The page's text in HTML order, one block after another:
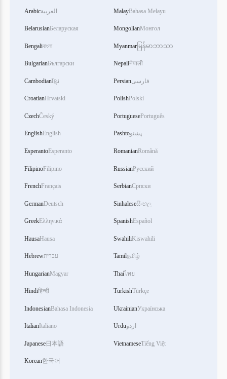
Arabicالعربية
BelarusianБеларуская
Bengaliবাংলা
BulgarianБългарски
Cambodianខ្មែរ
CroatianHrvatski
CzechČeský
EnglishEnglish
EsperantoEsperanto
FilipinoFilipino
FrenchFrançais
GermanDeutsch
GreekΕλληνικά
HausaHausa
Hebrewעברית
HungarianMagyar
Hindiहिन्दी
IndonesianBahasa Indonesia
ItalianItaliano
Japanese日本語
Korean한국어
MalayBahasa Melayu
MongolianМонгол
Myanmar မြန်မာဘာသာ
Nepaliनेपाली
Persianفارسی
PolishPolski
PortuguesePortuguês
Pashtoپښتو
RomanianRomână
RussianРусский
SerbianСрпски
Sinhaleseසිංහල
SpanishEspañol
SwahiliKiswahili
Tamilதமிழ்
Thaiไทย
TurkishTürkçe
UkrainianУкраїнська
Urduاردو
VietnameseTiếng Việt